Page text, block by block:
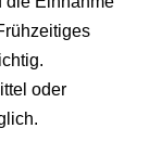
oder